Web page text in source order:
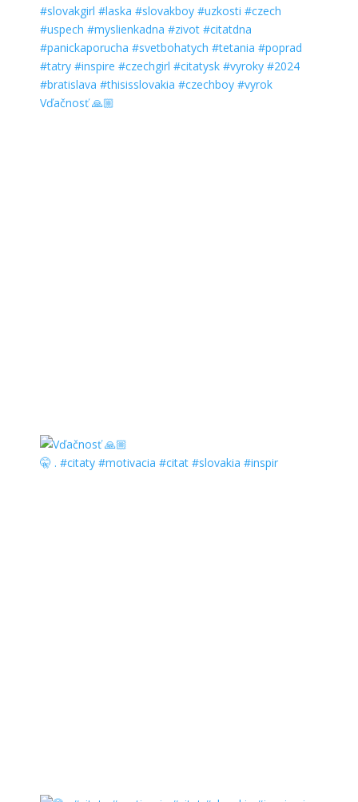
Vďačnosť 🙏🏼
🤫 . #citaty #motivacia #citat #slovakia #inspir